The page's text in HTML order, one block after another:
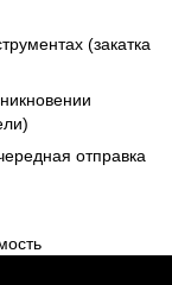
(закатка
отправка